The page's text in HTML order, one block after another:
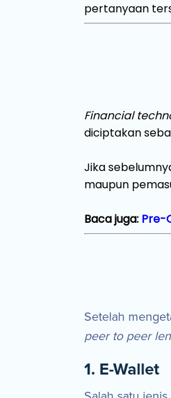
pertanyaan
Financial
diciptakan
Jika
maupun
Baca juga: Pre-
Setelah
peer to peer
1. E-Wallet